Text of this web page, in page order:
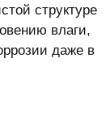
структуре
влаги,
даже в